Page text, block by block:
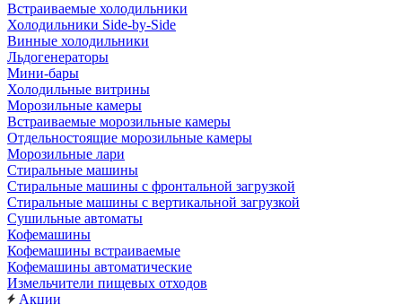
Встраиваемые холодильники
Холодильники Side-by-Side
Винные холодильники
Льдогенераторы
Мини-бары
Холодильные витрины
Морозильные камеры
Встраиваемые морозильные камеры
Отдельностоящие морозильные камеры
Морозильные лари
Стиральные машины
Стиральные машины с фронтальной загрузкой
Стиральные машины с вертикальной загрузкой
Сушильные автоматы
Кофемашины
Кофемашины встраиваемые
Кофемашины автоматические
Измельчители пищевых отходов
Акции